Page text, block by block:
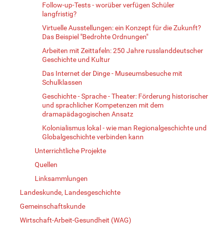
Follow-up-Tests - worüber verfügen Schüler
langfristig?
Virtuelle Ausstellungen: ein Konzept für die Zukunft?
Das Beispiel "Bedrohte Ordnungen"
Arbeiten mit Zeittafeln: 250 Jahre russlanddeutscher
Geschichte und Kultur
Das Internet der Dinge - Museumsbesuche mit
Schulklassen
Geschichte - Sprache - Theater: Förderung historischer
und sprachlicher Kompetenzen mit dem
dramapädagogischen Ansatz
Kolonialismus lokal - wie man Regionalgeschichte und
Globalgeschichte verbinden kann
Unterrichtliche Projekte
Quellen
Linksammlungen
Landeskunde, Landesgeschichte
Gemeinschaftskunde
Wirtschaft-Arbeit-Gesundheit (WAG)